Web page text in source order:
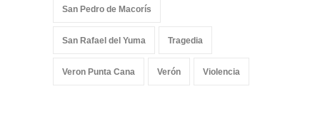
San Pedro de Macorís
San Rafael del Yuma Tragedia
Veron Punta Cana Verón Violencia